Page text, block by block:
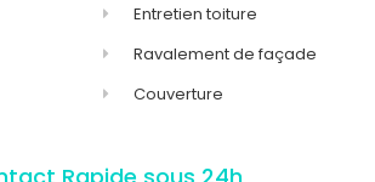
Entretien toiture
Ravalement de façade
Couverture